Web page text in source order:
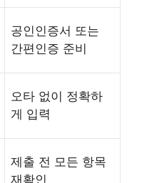
공인인증서 또는
간편인증 준비
오타 없이 정확하
게 입력
제출 전 모든 항목
재확인